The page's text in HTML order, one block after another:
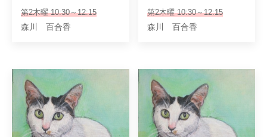
第2木曜 10:30～12:15
森川 百合香
第2木曜 10:30～12:15
森川 百合香